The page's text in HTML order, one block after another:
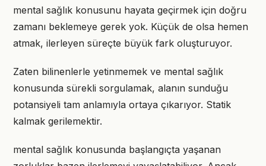
mental sağlık konusunu hayata geçirmek için doğru
zamanı beklemeye gerek yok. Küçük de olsa hemen
atmak, ilerleyen süreçte büyük fark oluşturuyor.
Zaten bilinenlerle yetinmemek ve mental sağlık
konusunda sürekli sorgulamak, alanın sunduğu
potansiyeli tam anlamıyla ortaya çıkarıyor. Statik
kalmak gerilemektir.
mental sağlık konusunda başlangıçta yaşanan